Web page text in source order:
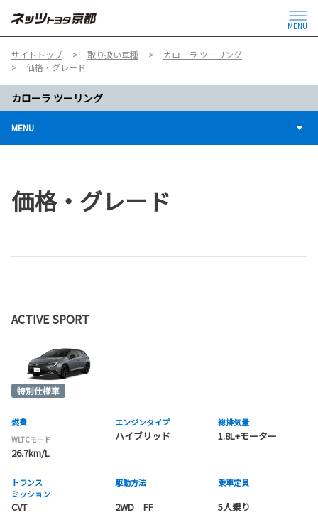
MENU
サイトトップ 取り扱い車種
カローラ ツーリング
価格・グレード
カローラ ツーリング
MENU
価格・グレード
ACTIVE SPORT
燃費
WLTCモード
26.7km/L
エンジンタイプ
ハイブリッド
総排気量
1.8L+モーター
トランス
ミッション
CVT
駆動方法
2WD FF
乗車定員
5人乗り